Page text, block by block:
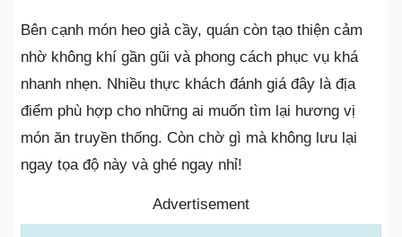
Bên cạnh món heo giả cầy, quán còn tạo thiện cảm
nhờ không khí gần gũi và phong cách phục vụ khá
nhanh nhẹn. Nhiều thực khách đánh giá đây là địa
điểm phù hợp cho những ai muốn tìm lại hương vị
món ăn truyền thống. Còn chờ gì mà không lưu lại
ngay tọa độ này và ghé ngay nhỉ!
Advertisement